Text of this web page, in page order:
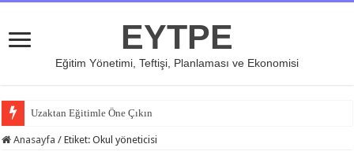
EYTPE
Eğitim Yönetimi, Teftişi, Planlaması ve Ekonomisi
Uzaktan Eğitimle Öne Çıkın
Anasayfa / Etiket:Okul yöneticisi